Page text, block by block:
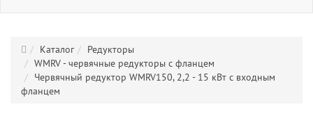
Каталог
Редукторы
WMRV - червячные редукторы с фланцем
Червячный редуктор WMRV150, 2,2 - 15 кВт с входным
фланцем